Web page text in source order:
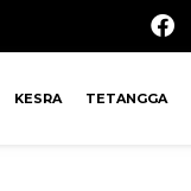
KESRA TETANGGA